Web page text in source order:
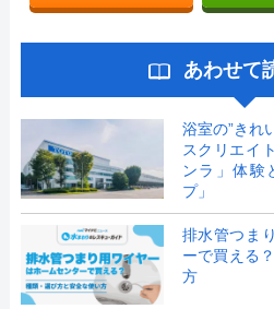
あわせて
浴室の”きれ
スクリエイ
ンラ」体験
プ」
排水管つま
ーで買える
方